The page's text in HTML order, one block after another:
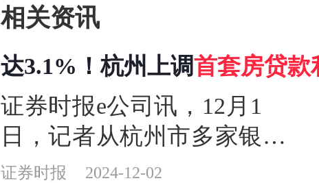
相关资讯
达3.1%！杭州上调首套房贷款
证券时报e公司讯，12月1
日，记者从杭州市多家银行
及房产经纪机构了解到，目
证券时报 2024-12-02